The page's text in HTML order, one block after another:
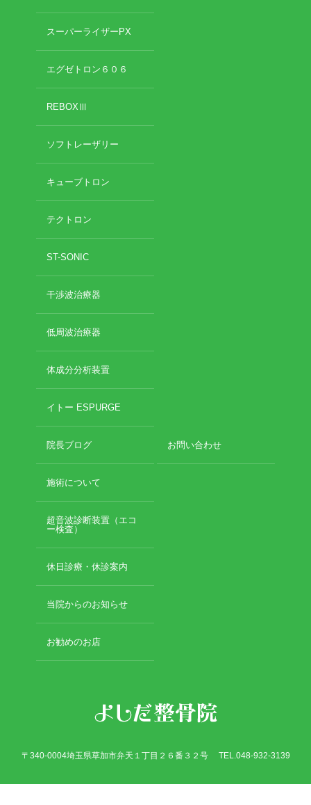
スーパーライザーPX
エグゼトロン６０６
REBOXⅢ
ソフトレーザリー
キューブトロン
テクトロン
ST-SONIC
干渉波治療器
低周波治療器
体成分分析装置
イトー ESPURGE
院長ブログ
施術について
超音波診断装置（エコ
ー検査）
休日診療・休診案内
当院からのお知らせ
お勧めのお店
お問い合わせ
〒340-0004埼玉県草加市弁天１丁目２６番３２号 TEL.048-932-3139